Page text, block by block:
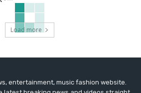
Load more
entertainment, music fashion website.